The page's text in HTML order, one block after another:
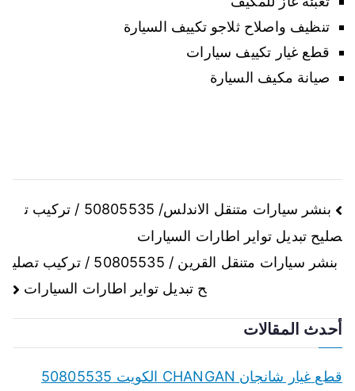
تنظيف واصلاح ثلاجو تكييف السيارة
قطع غيار تكييف سيارات
صيانة مكيف السيارة
تصفّح
المقالات
بنشر سيارات متنقل الاندلس/ 50805535 / تركيب ت
صليح تبديل تواير اطارات السيارات
بنشر سيارات متنقل القرين / 50805535 / تركيب تصلي
ح تبديل تواير اطارات السيارات
أحدث المقالات
قطع غيار شانجان CHANGAN الكويت 50805535